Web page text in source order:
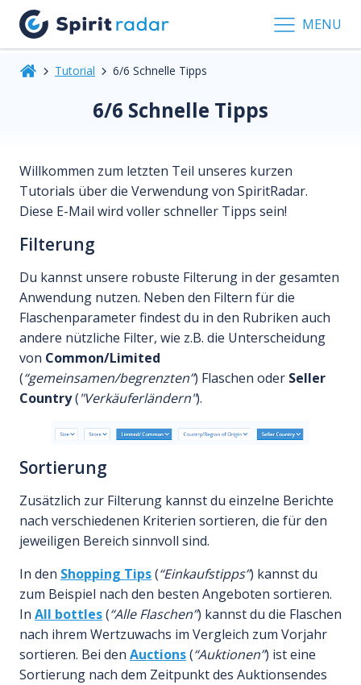
MENU
Tutorial 6/6 Schnelle Tipps
6/6 Schnelle Tipps
Willkommen zum letzten Teil unseres kurzen
Tutorials über die Verwendung von SpiritRadar.
Diese E-Mail wird voller schneller Tipps sein!
Filterung
Du kannst unsere robuste Filterung in der gesamten
Anwendung nutzen. Neben den Filtern für die
Flaschenparameter findest du in den Rubriken auch
andere nützliche Filter, wie z.B. die Unterscheidung
von Common/Limited
(“gemeinsamen/begrenzten”) Flaschen oder Seller
Country("Verkäuferländern").
Sortierung
Zusätzlich zur Filterung kannst du einzelne Berichte
nach verschiedenen Kriterien sortieren, die für den
jeweiligen Bereich sinnvoll sind.
In den Shopping Tips(“Einkaufstipps”) kannst du
zum Beispiel nach den besten Angeboten sortieren.
In All bottles(“Alle Flaschen”) kannst du die Flaschen
nach ihrem Wertzuwachs im Vergleich zum Vorjahr
sortieren. Bei den Auctions(“Auktionen”) ist eine
Sortierung nach dem Zeitpunkt des Auktionsendes